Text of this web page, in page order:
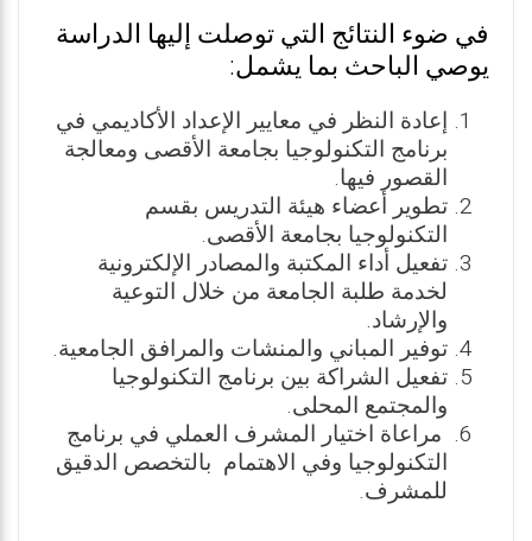
في ضوء النتائج التي توصلت إليها الدراسة
يوصي الباحث بما يشمل:
إعادة النظر في معايير الإعداد الأكاديمي في
برنامج التكنولوجيا بجامعة الأقصى ومعالجة
القصور فيها.
تطوير أعضاء هيئة التدريس بقسم
التكنولوجيا بجامعة الأقصى.
تفعيل أداء المكتبة والمصادر الإلكترونية
لخدمة طلبة الجامعة من خلال التوعية
والإرشاد.
توفير المباني والمنشات والمرافق الجامعية.
تفعيل الشراكة بين برنامج التكنولوجيا
والمجتمع المحلى.
مراعاة اختيار المشرف العملي في برنامج
التكنولوجيا وفي الاهتمام بالتخصص الدقيق
للمشرف.